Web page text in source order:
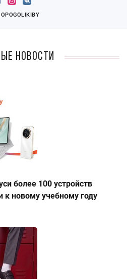
новости
более 100 устройств
к новому учебному году